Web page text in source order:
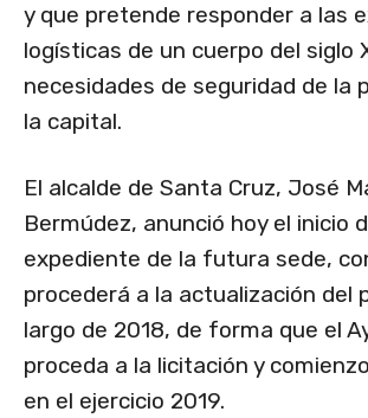
y que pretende responder a las
logísticas de un cuerpo del siglo
necesidades de seguridad de la
la capital.
El alcalde de Santa Cruz, José
Bermúdez, anunció hoy el inicio
expediente de la futura sede,
procederá a la actualización del
largo de 2018, de forma que el
proceda a la licitación y
en el ejercicio 2019.